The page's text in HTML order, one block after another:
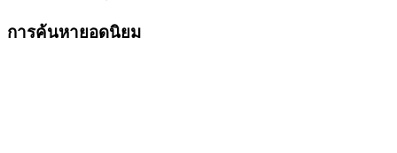
การค้นหายอดนิยม